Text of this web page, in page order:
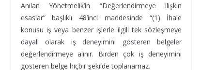
Anılan Yönetmelik’in “Değerlendirmeye ilişkin
esaslar” başlıklı 48’inci maddesinde “(1) İhale
konusu iş veya benzer işlerle ilgili tek sözleşmeye
dayalı olarak iş deneyimini gösteren belgeler
değerlendirmeye alınır. Birden çok iş deneyimini
gösteren belge hiçbir şekilde toplanamaz.